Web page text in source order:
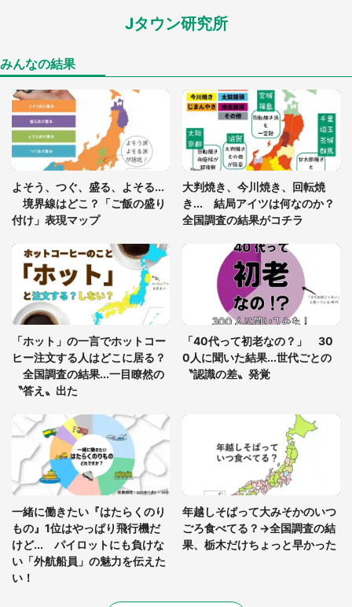
「閉所恐怖症の私は新幹線で大パニック。隣席の青
「ゾワゾワする」「本当に気持ち悪い」 道端でバ
グっちゃってた〝野生の野菜〟に6.5万人戦慄
座布団だろ」「食パンの耳」と1.4万人困惑
っ暗な道で遭難状態。なんとか見つけた民家に助け
を求めると、住人の男性が...」
「孫にあげると思って、あなたにこれをあげる」
真夏の山道で見知らぬお婆さんに握らされたもの
（山口県・30代女性）
Jタウン研究所
みんなの結果
よそう、つぐ、盛る、よそる...
境界線はどこ？「ご飯の盛り
付け」表現マップ
大判焼き、今川焼き、回転焼
き... 結局アイツは何なのか？
全国調査の結果がコチラ
「ホット」の一言でホットコー
ヒー注文する人はどこに居る？
全国調査の結果...一目瞭然の
〝答え〟出た
「40代って初老なの？」 30
0人に聞いた結果...世代ごとの
〝認識の差〟発覚
一緒に働きたい『はたらくのり
もの』1位はやっぱり飛行機だ
けど... パイロットにも負けな
い「外航船員」の魅力を伝えた
い！
年越しそばって大みそかのいつ
ごろ食べてる？→全国調査の結
果、栃木だけちょっと早かった